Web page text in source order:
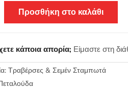
Προσθήκη στο καλάθι
κάποια απορία; Είμαστε στη
Τραβέρσες & Σεμέν Σταμπωτά